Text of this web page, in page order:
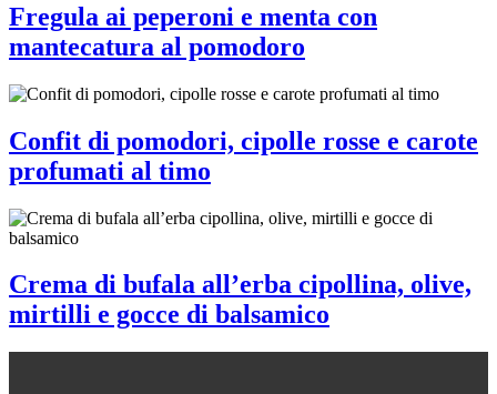
Fregula ai peperoni e menta con
mantecatura al pomodoro
Confit di pomodori, cipolle rosse e carote
profumati al timo
Crema di bufala all’erba cipollina, olive,
mirtilli e gocce di balsamico